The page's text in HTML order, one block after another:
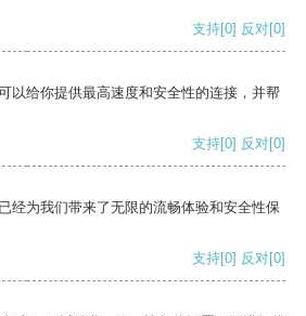
支持[0] 反对[0]
以给你提供最高速度和安全性的连接，并帮
支持[0] 反对[0]
经为我们带来了无限的流畅体验和安全性保
支持[0] 反对[0]